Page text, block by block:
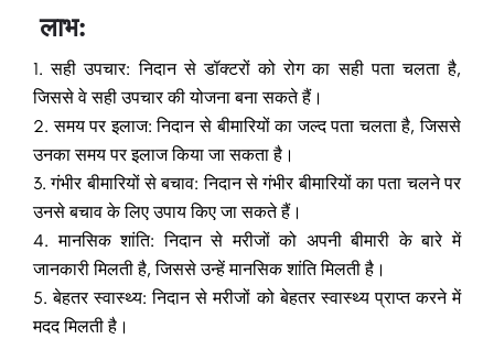
लाभ:
1. सही उपचार: निदान से डॉक्टरों को रोग का सही पता चलता है,
जिससे वे सही उपचार की योजना बना सकते हैं।
2. समय पर इलाज: निदान से बीमारियों का जल्द पता चलता है, जिससे
उनका समय पर इलाज किया जा सकता है।
3. गंभीर बीमारियों से बचाव: निदान से गंभीर बीमारियों का पता चलने पर
उनसे बचाव के लिए उपाय किए जा सकते हैं।
4. मानसिक शांति: निदान से मरीजों को अपनी बीमारी के बारे में
जानकारी मिलती है, जिससे उन्हें मानसिक शांति मिलती है।
5. बेहतर स्वास्थ्य: निदान से मरीजों को बेहतर स्वास्थ्य प्राप्त करने में
मदद मिलती है।